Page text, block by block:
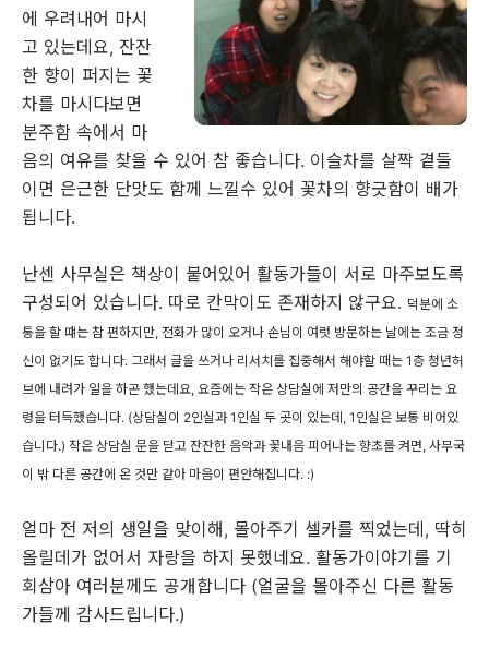
에 우려내어 마시
고 있는데요, 잔잔
한 향이 퍼지는 꽃
차를 마시다보면
분주함 속에서 마
음의 여유를 찾을 수 있어 참 좋습니다. 이슬차를 살짝 곁들
이면 은근한 단맛도 함께 느낄수 있어 꽃차의 향긋함이 배가
됩니다.
난센 사무실은 책상이 붙어있어 활동가들이 서로 마주보도록
구성되어 있습니다. 따로 칸막이도 존재하지 않구요. 덕분에 소
통을 할 떄는 참 편하지만, 전화가 많이 오거나 손님이 여럿 방문하는 날에는 조금 정
신이 없기도 합니다. 그래서 글을 쓰거나 리서치를 집중해서 해야할 때는 1층 청년허
브에 내려가 일을 하곤 했는데요, 요즘에는 작은 상담실에 저만의 공간을 꾸리는 요
령을 터득했습니다. (상담실이 2인실과 1인실 두 곳이 있는데, 1인실은 보통 비어있
습니다.) 작은 상담실 문을 닫고 잔잔한 음악과 꽃내음 피어나는 향초를 켜면, 사무국
이 밖 다른 공간에 온 것만 같아 마음이 편안해집니다. :)
얼마 전 저의 생일을 맞이해, 몰아주기 셀카를 찍었는데, 딱히
올릴데가 없어서 자랑을 하지 못했네요. 활동가이야기를 기
회삼아 여러분께도 공개합니다 (얼굴을 몰아주신 다른 활동
가들께 감사드립니다.)